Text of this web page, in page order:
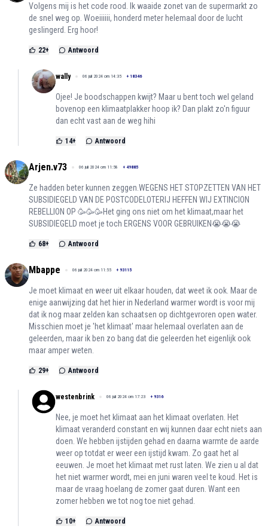
Volgens mij is het code rood. Ik waaide zonet van de supermarkt zo
de snel weg op. Woeiiiiii, honderd meter helemaal door de lucht
geslingerd. Erg hoor!
22+ Antwoord
wally 06 juli 2024 om 14:35 + 18346
Ojee! Je boodschappen kwijt? Maar u bent toch wel geland
bovenop een klimaatplakker hoop ik? Dan plakt zo'n figuur
dan echt vast aan de weg hihi
14+ Antwoord
Arjen.v73 06 juli 2024 om 11:58 + 49885
Ze hadden beter kunnen zeggen.WEGENS HET STOPZETTEN VAN HET
SUBSIDIEGELD VAN DE POSTCODELOTERIJ HEFFEN WIJ EXTINCION
REBELLION OP 🥳🥳🥳Het ging ons niet om het klimaat,maar het
SUBSIDIEGELD moet je toch ERGENS VOOR GEBRUIKEN😭😭😭
68+ Antwoord
Mbappe 06 juli 2024 om 11:55 + 93115
Je moet klimaat en weer uit elkaar houden, dat weet ik ook. Maar de
enige aanwijzing dat het hier in Nederland warmer wordt is voor mij
dat ik nog maar zelden kan schaatsen op dichtgevroren open water.
Misschien moet je 'het klimaat' maar helemaal overlaten aan de
geleerden, maar ik ben zo bang dat die geleerden het eigenlijk ook
maar amper weten.
29+ Antwoord
westenbrink 06 juli 2024 om 17:23 + 9316
Nee, je moet het klimaat aan het klimaat overlaten. Het
klimaat veranderd constant en wij kunnen daar echt niets aan
doen. We hebben ijstijden gehad en daarna warmte de aarde
weer op totdat er weer een ijstijd kwam. Zo gaat het al
eeuwen. Je moet het klimaat met rust laten. We zien u al dat
het niet warmer wordt, mei en juni waren veel te koud. Het is
maar de vraag hoelang de zomer gaat duren. Want een
zomer hebben we tot nog toe niet gehad.
10+ Antwoord